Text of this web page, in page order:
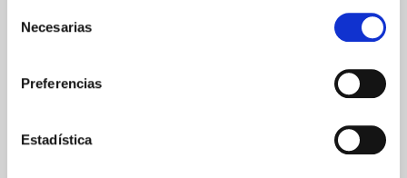
Necesarias
Preferencias
Estadística